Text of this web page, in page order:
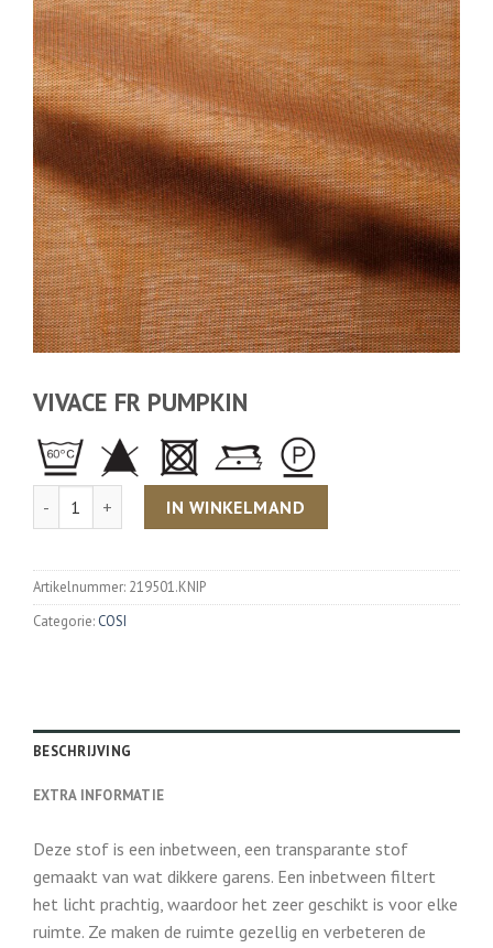
VIVACE FR PUMPKIN
Aantal IN WINKELMAND
Artikelnummer: 219501.KNIP
Categorie: COSI
BESCHRIJVING
EXTRA INFORMATIE
Deze stof is een inbetween, een transparante stof
gemaakt van wat dikkere garens. Een inbetween filtert
het licht prachtig, waardoor het zeer geschikt is voor elke
ruimte. Ze maken de ruimte gezellig en verbeteren de